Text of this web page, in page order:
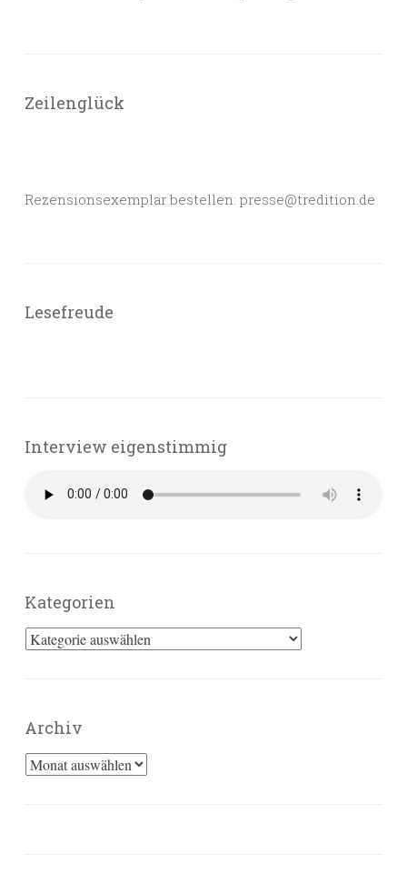
Zeilenglück
Rezensionsexemplar bestellen: presse@tredition.de
Lesefreude
Interview eigenstimmig
Kategorien
Kategorien
Archiv
Archiv